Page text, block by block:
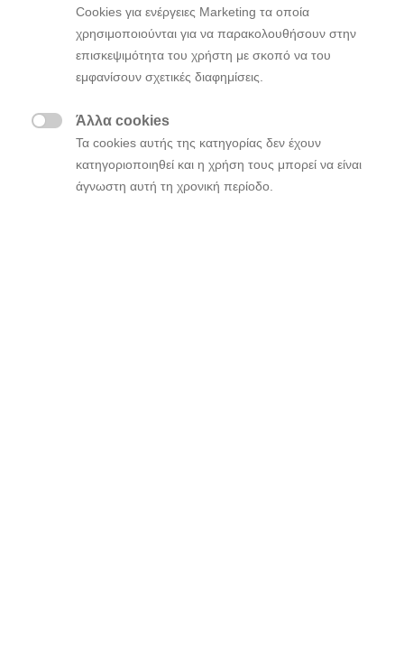
Cookies για ενέργειες Marketing τα οποία
χρησιμοποιούνται για να παρακολουθήσουν στην
επισκεψιμότητα του χρήστη με σκοπό να του
εμφανίσουν σχετικές διαφημίσεις.
Άλλα cookies
Τα cookies αυτής της κατηγορίας δεν έχουν
κατηγοριοποιηθεί και η χρήση τους μπορεί να είναι
άγνωστη αυτή τη χρονική περίοδο.